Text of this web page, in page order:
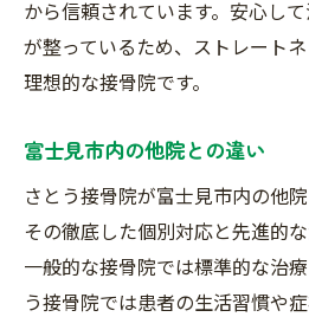
から信頼されています。安心し
が整っているため、ストレート
理想的な接骨院です。
富士見市内の他院との違い
さとう接骨院が富士見市内の他
その徹底した個別対応と先進的な
一般的な接骨院では標準的な治
う接骨院では患者の生活習慣や